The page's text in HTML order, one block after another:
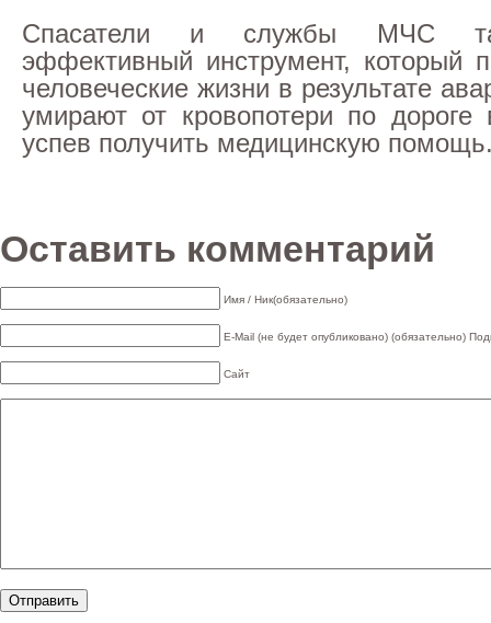
Спасатели и службы МЧС
эффективный инструмент, который
человеческие жизни в результате
умирают от кровопотери по дороге
успев получить медицинскую
Оставить комментарий
Имя / Ник(обязательно)
E-Mail (не будет опубликовано) (обязательно)
Сайт